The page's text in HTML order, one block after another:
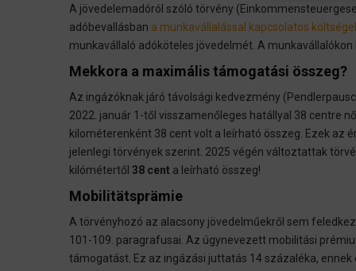
A jövedelemadóról szóló törvény
adóbevallásban a munkavállalással kapcsolatos
munkavállaló adóköteles jövedelmét. A
Mekkora a maximális támogatási összeg?
Az ingázóknak járó távolsági kedvezmény
2022. január 1-től visszamenőleges hatállyal 38 centre
kilométerenként 38 cent volt a leírható összeg. Ezek az
jelenlegi törvények szerint. 2025 végén változtattak
kilómétertől 38 cent a leírható összeg!
Mobilitätsprämie
A törvényhozó az alacsony jövedelműekről sem
101-109. paragrafusai. Az úgynevezett mobilitási
támogatást. Ez az ingázási juttatás 14 százaléka,